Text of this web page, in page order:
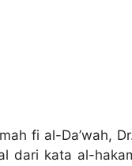
fi al-Da’wah,
dari kata al-